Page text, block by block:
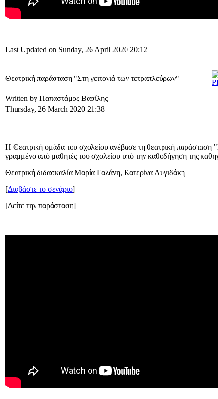
Last Updated on Sunday, 26 April 2020 20:12
Θεατρική παράσταση "Στη γειτονιά των τετραπλεύρων"
Written by Παπαστάμος Βασίλης
Thursday, 26 March 2020 21:38
Η Θεατρική ομάδα του σχολείου ανέβασε τη θεατρική παράσταση
γραμμένο από μαθητές του σχολείου υπό την καθοδήγηση της
Θεατρική διδασκαλία Μαρία Γαλάνη, Κατερίνα Λυγιδάκη
[Διαβάστε το σενάριο]
[Δείτε την παράσταση]